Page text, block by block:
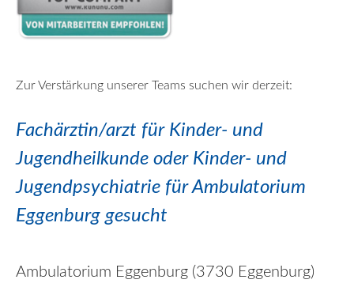
Zur Verstärkung unserer Teams suchen wir derzeit:
Fachärztin/arzt für Kinder- und
Jugendheilkunde oder Kinder- und
Jugendpsychiatrie für Ambulatorium
Eggenburg gesucht
Ambulatorium Eggenburg (3730 Eggenburg)